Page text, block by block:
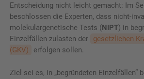
Entscheidung nicht leicht gemacht: Im
beschlossen die Experten, dass nicht-
molekulargenetische Tests (NIPT) in
Einzelfällen zulasten der
gesetzlichen
(GKV)
erfolgen sollen.
Ziel sei es, in „begründeten Einzelfällen“